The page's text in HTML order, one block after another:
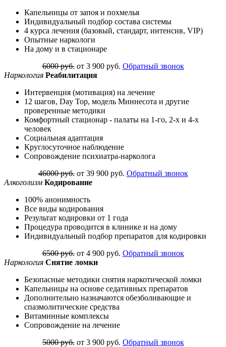
Капельницы от запоя и похмелья
Индивидуальный подбор состава системы
4 курса лечения (базовый, стандарт, интенсив, VIP)
Опытные наркологи
На дому и в стационаре
6000 руб. от 3 900 руб. Обратный звонок
Наркология Реабилитация
Интервенция (мотивация) на лечение
12 шагов, Day Top, модель Миннесота и другие
проверенные методики
Комфортный стационар - палаты на 1-го, 2-х и 4-х
человек
Социальная адаптация
Круглосуточное наблюдение
Сопровождение психиатра-нарколога
46000 руб. от 39 900 руб. Обратный звонок
Алкоголизм Кодирование
100% анонимность
Все виды кодирования
Результат кодировки от 1 года
Процедура проводится в клинике и на дому
Индивидуальный подбор препаратов для кодировки
6500 руб. от 4 900 руб. Обратный звонок
Наркология Снятие ломки
Безопасные методики снятия наркотической ломки
Капельницы на основе седативных препаратов
Дополнительно назначаются обезболивающие и
спазмолитические средства
Витаминные комплексы
Сопровождение на лечение
5000 руб. от 3 900 руб. Обратный звонок